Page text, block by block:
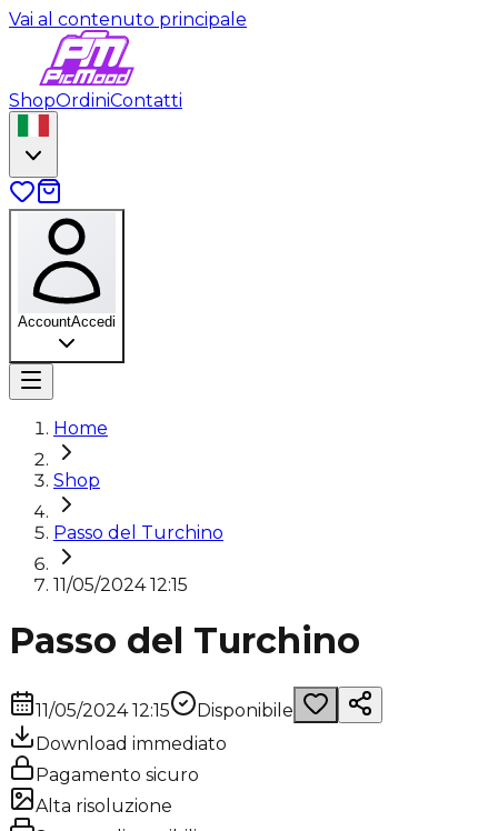
Vai al contenuto principale
ShopOrdiniContatti
AccountAccedi
Home
Shop
Passo del Turchino
11/05/2024 12:15
Passo del Turchino
11/05/2024 12:15
Disponibile
Download immediato
Pagamento sicuro
Alta risoluzione